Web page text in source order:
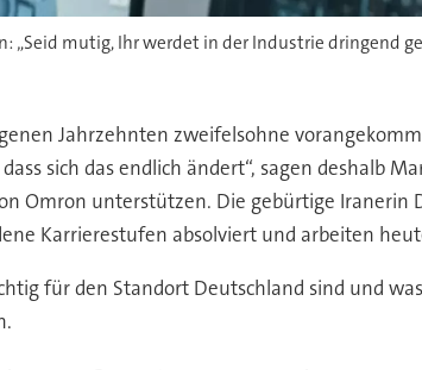
mutig, Ihr werdet in der Industrie dringend
Jahrzehnten zweifelsohne
sich das endlich ändert“, sagen deshalb
Omron unterstützen. Die gebürtige Iranerin
Karrierestufen absolviert und arbeiten
für den Standort Deutschland sind und